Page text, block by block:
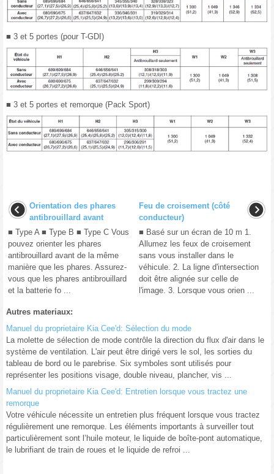
■ 3 et 5 portes (pour T-GDI)
■ 3 et 5 portes et remorque (Pack Sport)
Orientation des phares
antibrouillard avant
■ Type A ■ Type B ■ Type C Vous
pouvez orienter les phares
antibrouillard avant de la même
manière que les phares. Assurez-
vous que les phares antibrouillard
et la batterie fo ...
Feu de croisement (côté
conducteur)
■ Basé sur un écran de 10 m 1.
Allumez les feux de croisement
sans vous installer dans le
véhicule. 2. La ligne d'intersection
doit être alignée sur celle de
l'image. 3. Lorsque vous orien ...
Autres materiaux:
Manuel du proprietaire Kia Cee'd: Sélection du mode
La molette de sélection de mode contrôle la direction du flux d'air dans le
système de ventilation. L'air peut être dirigé vers le sol, les sorties du
tableau de bord ou le parebrise. Six symboles sont utilisés pour
représenter les positions visage, double niveau, plancher, vis ...
Manuel du proprietaire Kia Cee'd: Entretien lorsque vous tractez une
remorque
Votre véhicule nécessite un entretien plus fréquent lorsque vous tractez
régulièrement une remorque. Les éléments importants à surveiller tout
particulièrement sont l’huile moteur, le liquide de boîte-pont automatique,
le lubrifiant de train de roues et le liquide de refroi ...